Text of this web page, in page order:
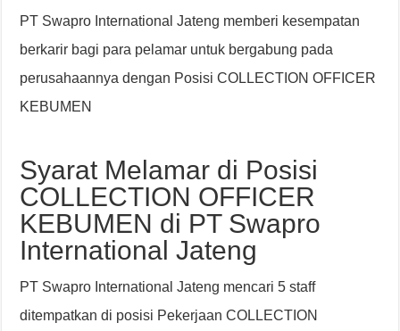
PT Swapro International Jateng memberi kesempatan
berkarir bagi para pelamar untuk bergabung pada
perusahaannya dengan Posisi COLLECTION OFFICER
KEBUMEN
Syarat Melamar di Posisi
COLLECTION OFFICER
KEBUMEN di PT Swapro
International Jateng
PT Swapro International Jateng mencari 5 staff
ditempatkan di posisi Pekerjaan COLLECTION